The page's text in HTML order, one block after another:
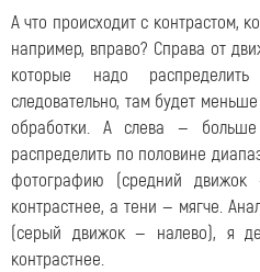
А что происходит с контрастом,
например, вправо? Справа от
которые надо
следовательно, там будет
обработки. А слева —
распределить по половине
фотографию (средний
контрастнее, а тени — мягче.
(серый движок — налево), я
контрастнее.